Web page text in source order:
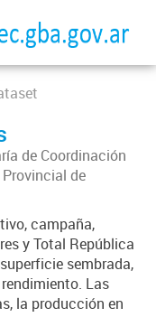
de Coordinación
de
campaña,
y Total República
sembrada,
Las
la producción en